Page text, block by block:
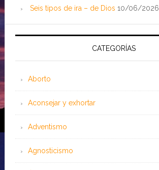
Seis tipos de ira – de Dios 10/06/2026
CATEGORÍAS
Aborto
Aconsejar y exhortar
Adventismo
Agnosticismo